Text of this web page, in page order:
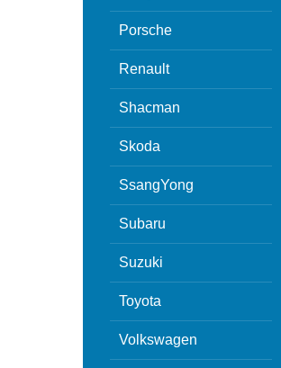
Porsche
Renault
Shacman
Skoda
SsangYong
Subaru
Suzuki
Toyota
Volkswagen